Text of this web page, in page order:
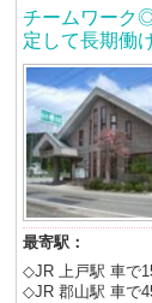
チームワー
定して長期働
最寄駅：
◇JR 上戸駅 車で
◇JR 郡山駅 車で